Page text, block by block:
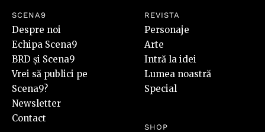
SCENA9
Despre noi
Echipa Scena9
BRD și Scena9
Vrei să publici pe
Scena9?
Newsletter
Contact
REVISTA
Personaje
Arte
Intră la idei
Lumea noastră
Special
SHOP